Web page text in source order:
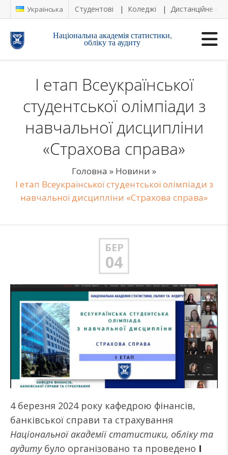
Українська Студентові Коледжі Дистанційне
Національна академія статистики,
обліку та аудиту
І етап Всеукраїнської
студентської олімпіади з
навчальної дисципліни
«Страхова справа»
Головна » Новини »
І етап Всеукраїнської студентської олімпіади з
навчальної дисципліни «Страхова справа»
БЕР
04
4 березня 2024 року кафедрою фінансів,
банківської справи та страхування
Національної академії статистики, обліку та
аудитубуло організовано та проведено І